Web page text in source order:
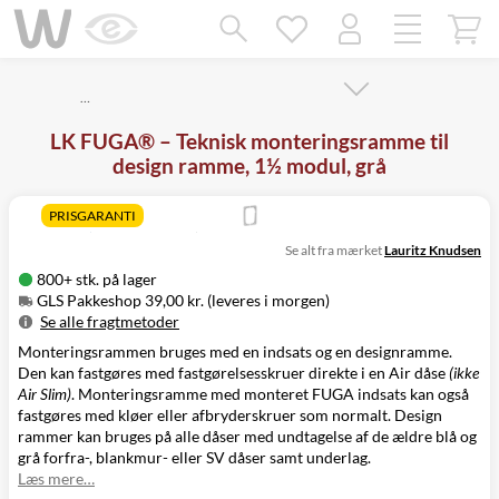
…
LK FUGA® – Teknisk monteringsramme til
design ramme, 1½ modul, grå
PRISGARANTI
800+ stk. på lager
GLS Pakkeshop 39,00 kr. (leveres i morgen)
Se alle fragtmetoder
Metode
Pris
Leveres
GLS Pakkeshop
39,00 kr.
I morgen
GLS
Hjemmelevering
49,00 kr.
Mandag d. 10/8
GLS Erhverv
49,00 kr.
Mandag d. 10/8
Click&Collect i
Svenstrup
Se alt fra mærketLauritz Knudsen
Monteringsrammen bruges med en indsats og en designramme.
Den kan fastgøres med fastgørelsesskruerdirekte i en Air dåse(ikke
Air Slim). Monteringsramme med monteret FUGA indsats kan også
fastgøres med kløer eller afbryderskruer som normalt. Design
rammer kan bruges på alle dåser med undtagelse af de ældre blå og
grå forfra-, blankmur- eller SV dåser samt underlag.
Læs mere…
Mangler chatten?
Ret samtykke!